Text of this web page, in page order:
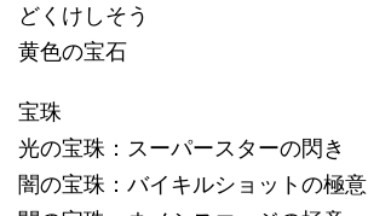
どくけしそう
黄色の宝石
宝珠
光の宝珠：スーパースターの閃き
闇の宝珠：バイキルショットの極意